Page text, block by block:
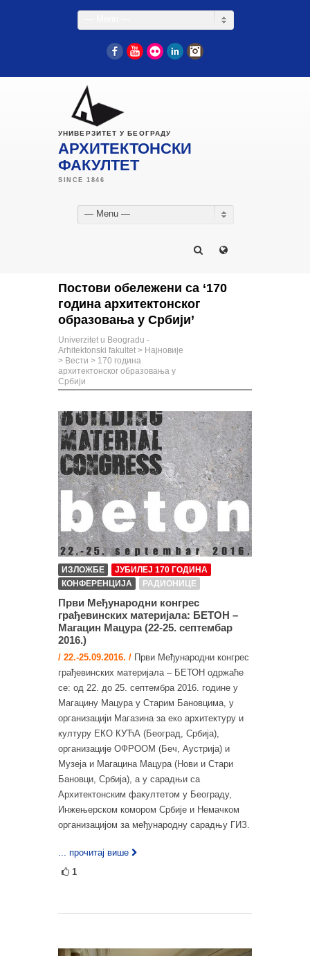
FacebookYouTube
Flickr LinkedIn
УНИВЕРЗИТЕТ У БЕОГРАДУ
АРХИТЕКТОНСКИ
ФАКУЛТЕТ
— Menu —
Постови обележени са ‘170
година архитектонског
образовања у Србији’
Univerzitet u Beogradu -
Arhitektonski fakultet > Најновије
> Вести > 170 година
архитектонског образовања у
Србији
ИЗЛОЖБЕ
ЈУБИЛЕЈ 170 ГОДИНА
КОНФЕРЕНЦИЈА
РАДИОНИЦЕ
Први Међународни конгрес
грађевинских материјала: БЕТОН –
Магацин Мацура (22-25. септембар
2016.)
/ 22.-25.09.2016. / Први Међународни конгрес
грађевинских материјала – БЕТОН одржаће
се: од 22. до 25. септембра 2016. године у
Магацину Мацура у Старим Бановцима, у
организацији Магазина за еко архитектуру и
културу ЕКО КУЋА (Београд, Србија),
организације ОФРООМ (Беч, Аустрија) и
Музеја и Магацина Мацура (Нови и Стари
Бановци, Србија), а у сарадњи са
Архитектонским факултетом у Београду,
Инжењерском комором Србије и Немачком
организацијом за међународну сарадњу ГИЗ.
... прочитај више
1